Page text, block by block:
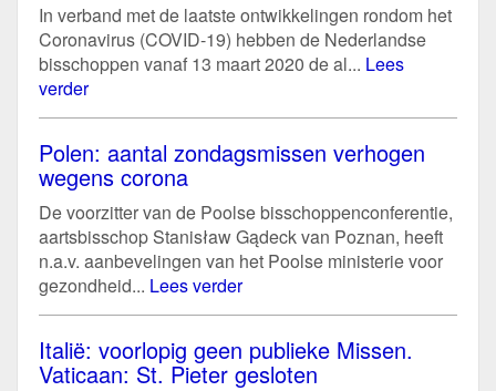
In verband met de laatste ontwikkelingen rondom het
Coronavirus (COVID-19) hebben de Nederlandse
bisschoppen vanaf 13 maart 2020 de al... Lees
verder
Polen: aantal zondagsmissen verhogen
wegens corona
De voorzitter van de Poolse bisschoppenconferentie,
aartsbisschop Stanisław Gądeck van Poznan, heeft
n.a.v. aanbevelingen van het Poolse ministerie voor
gezondheid... Lees verder
Italië: voorlopig geen publieke Missen.
Vaticaan: St. Pieter gesloten